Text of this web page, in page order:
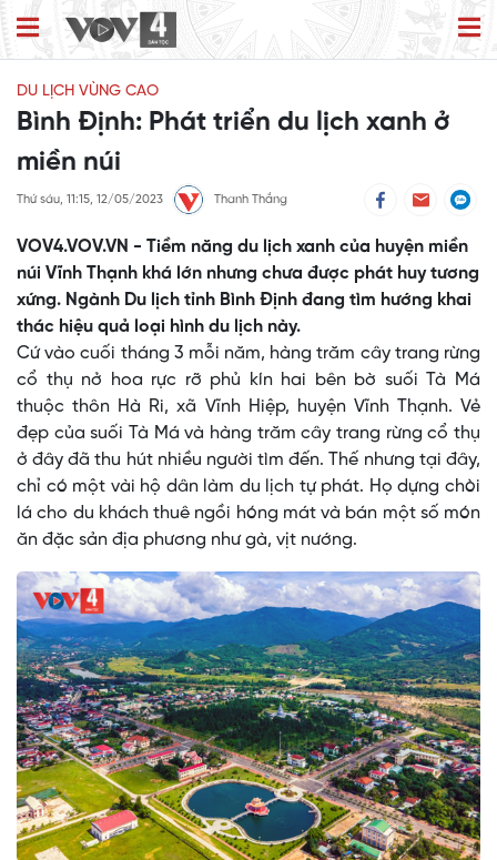
DU LỊCH VÙNG CAO
Bình Định: Phát triển du lịch xanh ở
miền núi
Thứ sáu, 11:15, 12/05/2023 Thanh Thắng
VOV4.VOV.VN - Tiềm năng du lịch xanh của huyện miền
núi Vĩnh Thạnh khá lớn nhưng chưa được phát huy tương
xứng. Ngành Du lịch tỉnh Bình Định đang tìm hướng khai
thác hiệu quả loại hình du lịch này.
Cứ vào cuối tháng 3 mỗi năm, hàng trăm cây trang rừng
cổ thụ nở hoa rực rỡ phủ kín hai bên bờ suối Tà Má
thuộc thôn Hà Ri, xã Vĩnh Hiệp, huyện Vĩnh Thạnh. Vẻ
đẹp của suối Tà Má và hàng trăm cây trang rừng cổ thụ
ở đây đã thu hút nhiều người tìm đến. Thế nhưng tại đây,
chỉ có một vài hộ dân làm du lịch tự phát. Họ dựng chòi
lá cho du khách thuê ngồi hóng mát và bán một số món
ăn đặc sản địa phương như gà, vịt nướng.